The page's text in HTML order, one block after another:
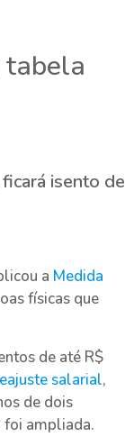
tabela
isento de
a Medida
físicas que
de até R$
salarial,
de dois
foi ampliada.